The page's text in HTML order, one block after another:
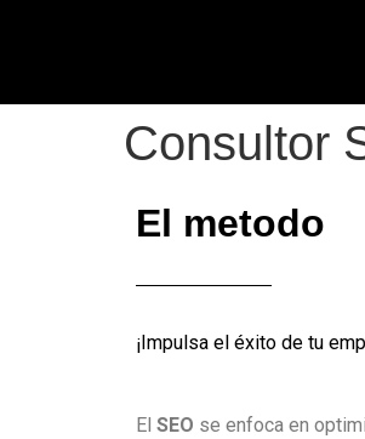
Consultor
El metodo
¡Impulsa el éxito de tu
El SEO se enfoca en